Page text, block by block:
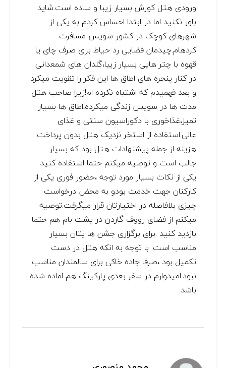
ورودی هتل کورش بسیار زیبا و ساده است.شاید
باور نکنید اما در ابتدا احساس کردم به یکی از
شهرهای کوچک در کشور سویس مسافرت
کردهام.چیدمان فضایی رد حیاط برای صرف چای یا
قهوه با چتر هایی بسیار زیبا،گلدان های شمعدانی
در کنار پنجره های اطاق ها این فکر را تقویت میکرد
و بعد فهمیدم که اشتباه نکرده ام!زیرا صاحب هتل
مدت ها در سویس زندگی میکرده!اطاق ها بسیار
تمیز،غذاخوری با دکوراسیون سنتی و غذای
عالی.استفاده از استخر نزدیک هتل بدون پرداخت
هزینه از جمله پیشنهادات هتل بود که بسیار
جالب است و توصیه میکنم حتما استفاده کنید
یکی از نکات بسیار مورد توجه ،حضور فوری یکی از
کارکنان جهت خدمت بودو به محض درخواست
چیزی بلافاصله در اختیارتان قرار میگرفت.توصیه
میکنم از فضای رووف گاردن در پشت بام هم حتما
بازدید کنید .برای برگزاری جشن ها یتان بسیار
مناسب است. با توجه به انکه هتل در دست
تکمیل بود ،صرفا جاده خاکی برای سالمندان مناسب
نبود.امیدوارم در سفر بعدی پارکینگ هم اماده شده
باشد.